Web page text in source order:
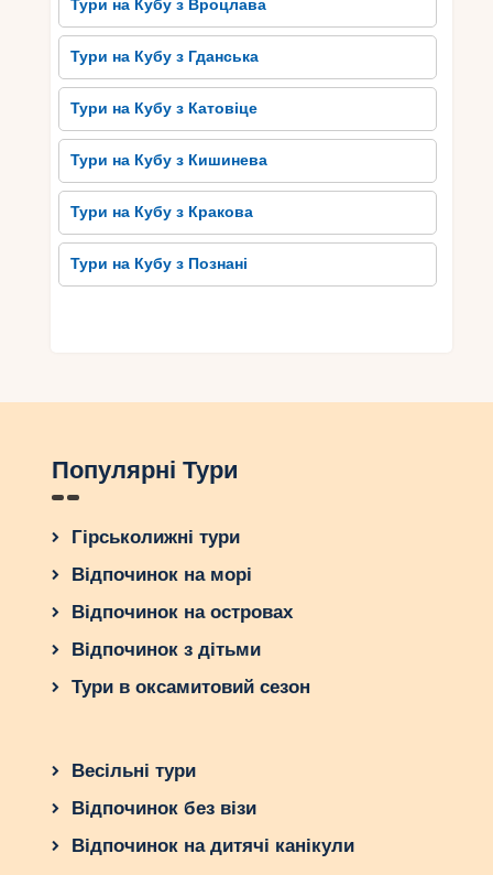
Тури на Кубу з Вроцлава
Тури на Кубу з Гданська
Тури на Кубу з Катовіце
Тури на Кубу з Кишинева
Тури на Кубу з Кракова
Тури на Кубу з Познані
Популярні Тури
Гірськолижні тури
Відпочинок на морі
Відпочинок на островах
Відпочинок з дітьми
Тури в оксамитовий сезон
Весільні тури
Відпочинок без візи
Відпочинок на дитячі канікули